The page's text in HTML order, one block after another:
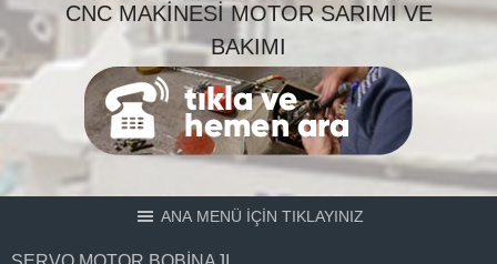
CNC MAKINESI MOTOR SARIMI VE
BAKIMI
ANA MENÜ İÇİN TIKLAYINIZ